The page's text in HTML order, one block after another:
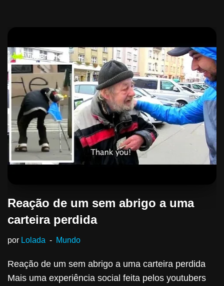
Reação de um sem abrigo a uma
carteira perdida
por Lolada Mundo
Reação de um sem abrigo a uma carteira perdida
Mais uma experiência social feita pelos youtubers